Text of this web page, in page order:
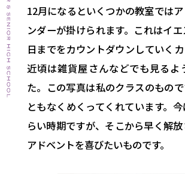
12月になるといくつかの教室では
ンダーが掛けられます。これはイ
日までをカウントダウンしていくカ
近頃は雑貨屋さんなどでも見るよ
た。この写真は私のクラスのもの
ともなくめくってくれています。
らい時期ですが、そこから早く解
アドベントを喜びたいものです。